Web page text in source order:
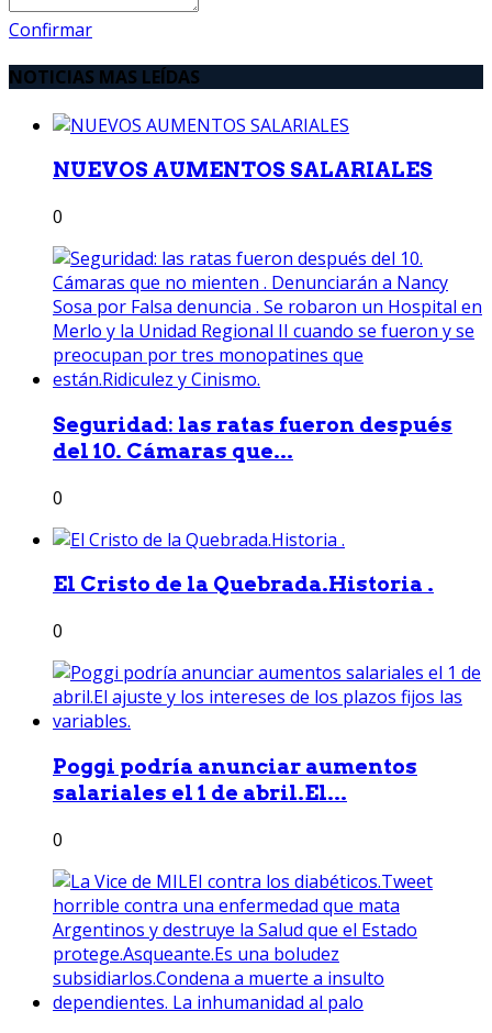
Confirmar
NOTICIAS MAS LEÍDAS
NUEVOS AUMENTOS SALARIALES
0
Seguridad: las ratas fueron después
del 10. Cámaras que...
0
El Cristo de la Quebrada.Historia .
0
Poggi podría anunciar aumentos
salariales el 1 de abril.El...
0